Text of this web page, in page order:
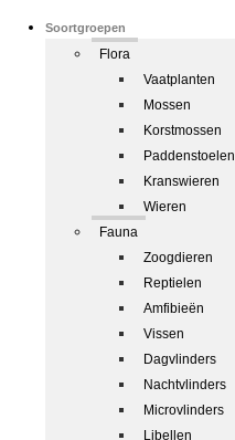
Soortgroepen
Flora
Vaatplanten
Mossen
Korstmossen
Paddenstoelen
Kranswieren
Wieren
Fauna
Zoogdieren
Reptielen
Amfibieën
Vissen
Dagvlinders
Nachtvlinders
Microvlinders
Libellen